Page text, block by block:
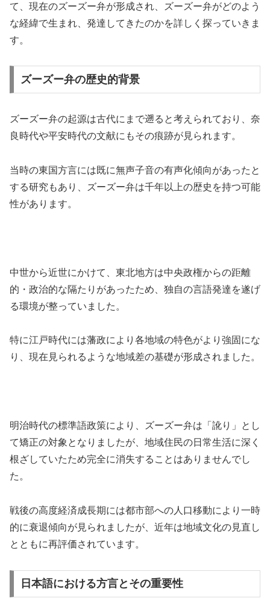
て、現在のズーズー弁が形成され、ズーズー弁がどのよう
な経緯で生まれ、発達してきたのかを詳しく探っていきま
す。
ズーズー弁の歴史的背景
ズーズー弁の起源は古代にまで遡ると考えられており、奈
良時代や平安時代の文献にもその痕跡が見られます。
当時の東国方言には既に無声子音の有声化傾向があったと
する研究もあり、ズーズー弁は千年以上の歴史を持つ可能
性があります。
中世から近世にかけて、東北地方は中央政権からの距離
的・政治的な隔たりがあったため、独自の言語発達を遂げ
る環境が整っていました。
特に江戸時代には藩政により各地域の特色がより強固にな
り、現在見られるような地域差の基礎が形成されました。
明治時代の標準語政策により、ズーズー弁は「訛り」とし
て矯正の対象となりましたが、地域住民の日常生活に深く
根ざしていたため完全に消失することはありませんでし
た。
戦後の高度経済成長期には都市部への人口移動により一時
的に衰退傾向が見られましたが、近年は地域文化の見直し
とともに再評価されています。
日本語における方言とその重要性